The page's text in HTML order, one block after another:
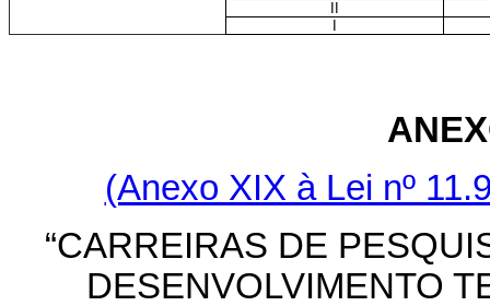
(Anexo XIX à Lei nº
“CARREIRAS DE
DESENVOLVIMENTO